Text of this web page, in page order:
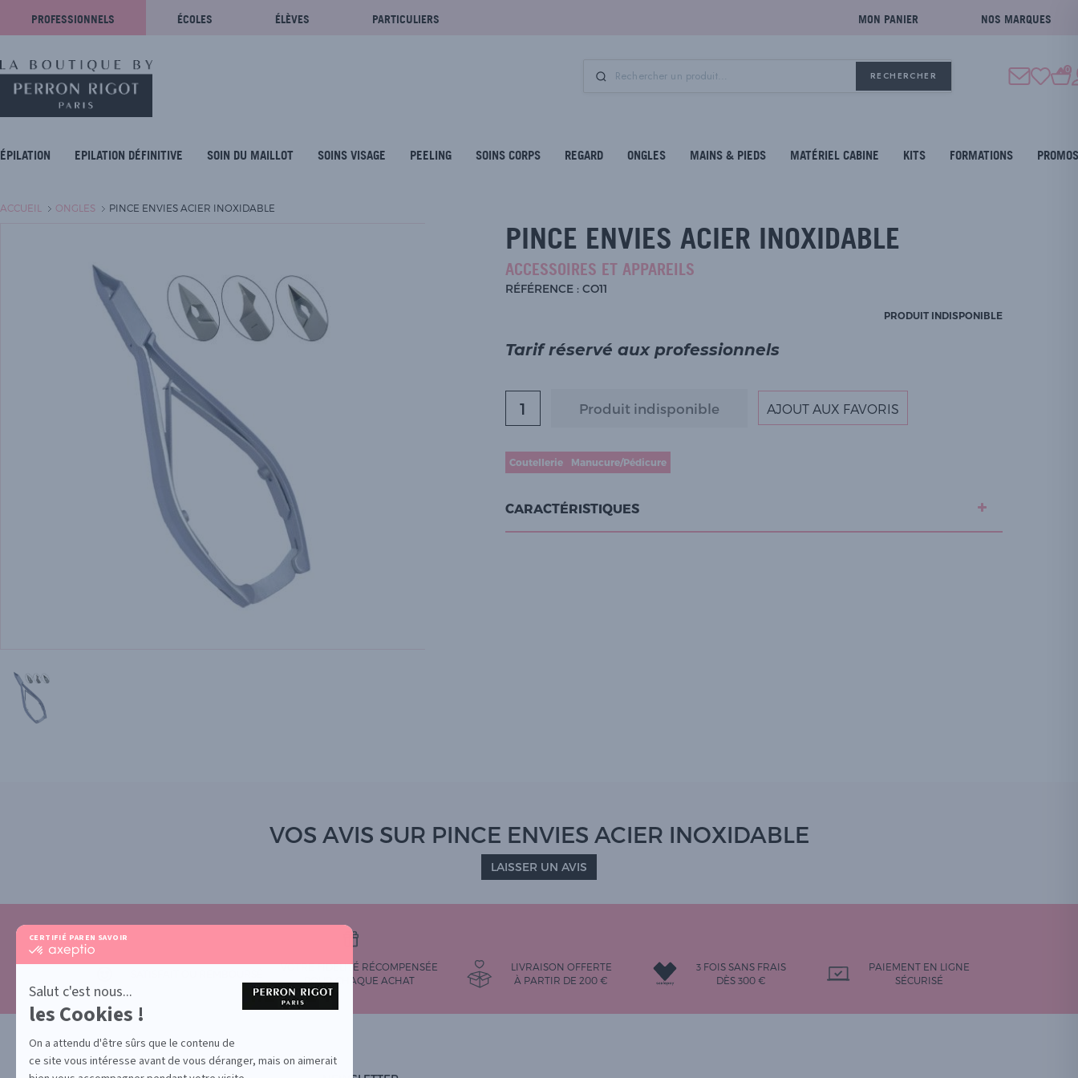
CERTIFIÉ PAR EN SAVOIR PLUS SUR
certifié
-
En
savoir
plus
sur
Axeptio
Salut c'est nous...
les Cookies !
On a attendu d'être sûrs que le contenu de
ce site vous intéresse avant de vous déranger, mais on aimerait
PROFESSIONNELS ÉCOLES ÉLÈVES PARTICULIERS MON PANIER NOS MARQUES
RECHERCHER
0
ÉPILATION EPILATION DÉFINITIVE SOIN DU MAILLOT SOINS VISAGE PEELING SOINS CORPS REGARD ONGLES MAINS & PIEDS MATÉRIEL CABINE KITS FORMATIONS PROMOS
ACCUEIL ONGLES PINCE ENVIES ACIER INOXIDABLE
PINCE ENVIES ACIER INOXIDABLE
ACCESSOIRES ET APPAREILS
RÉFÉRENCE : CO11
PRODUIT INDISPONIBLE
Tarif réservé aux professionnels
AJOUT AUX FAVORIS
Coutellerie Manucure/Pédicure
CARACTÉRISTIQUES
VOS AVIS SUR PINCE ENVIES ACIER INOXIDABLE
LAISSER UN AVIS
VOTRE FIDÉLITÉ RÉCOMPENSÉE
POUR CHAQUE ACHAT
LIVRAISON OFFERTE
À PARTIR DE 200 €
3 FOIS SANS FRAIS
DÈS 300 €
PAIEMENT EN LIGNE
SÉCURISÉ